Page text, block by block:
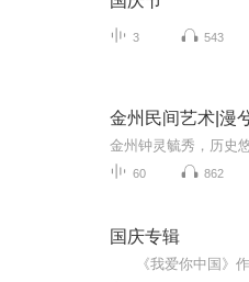
3 543
金州民间艺术|漫
60 862
国庆专辑